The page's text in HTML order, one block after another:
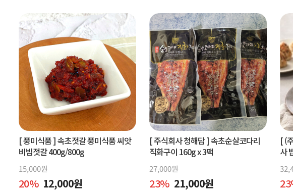
[ 풍미식품 ]속초젓갈 풍미식품 씨앗
비빔젓갈 400g/800g
15,000원
20% 12,000원
[ 주식회사 청해담 ]속초순살코다리
직화구이 160g x 3팩
27,000원
23% 21,000원
[ (
사
23